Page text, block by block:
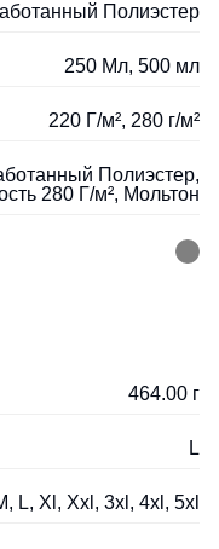
Полиэстер
250 Мл, 500 мл
220 Г/м², 280 г/м²
Полиэстер,
280 Г/м², Мольтон
464.00 г
L
L, Xl, Xxl, 3xl, 4xl, 5xl